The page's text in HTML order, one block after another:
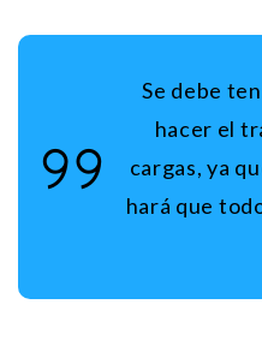
Se debe
hacer el
cargas, ya
hará que